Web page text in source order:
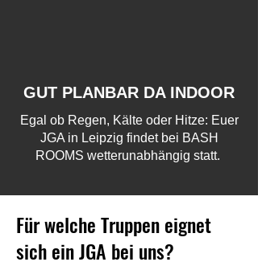
GUT PLANBAR DA INDOOR
Egal ob Regen, Kälte oder Hitze: Euer
JGA in Leipzig findet bei BASH
ROOMS wetterunabhängig statt.
Für welche Truppen eignet
sich ein JGA bei uns?